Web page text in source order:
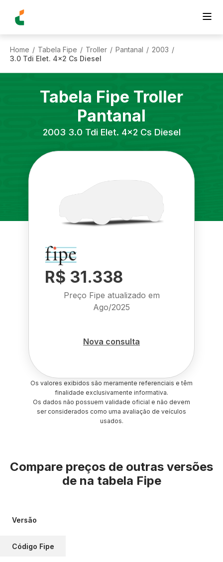
Home / Tabela Fipe / Troller / Pantanal / 2003 /
3.0 Tdi Elet. 4x2 Cs Diesel
Tabela Fipe Troller
Pantanal
2003 3.0 Tdi Elet. 4x2 Cs Diesel
R$ 31.338
Preço Fipe atualizado em
Ago/2025
Nova consulta
Os valores exibidos são meramente referenciais e têm
finalidade exclusivamente informativa.
Os dados não possuem validade oficial e não devem
ser considerados como uma avaliação de veículos
usados.
Compare preços de outras versões
de na tabela Fipe
Versão
Código Fipe